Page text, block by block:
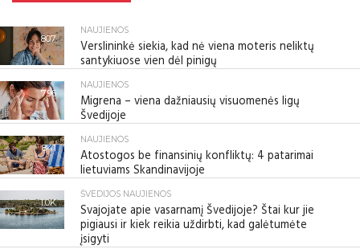
807
NAUJIENOS
Verslininkė siekia, kad nė viena moteris neliktų
santykiuose vien dėl pinigų
796
NAUJIENOS
Migrena – viena dažniausių visuomenės ligų
Švedijoje
841
NAUJIENOS
Atostogos be finansinių konfliktų: 4 patarimai
lietuviams Skandinavijoje
1.0K
ŠVEDIJOS NAUJIENOS
Svajojate apie vasarnamį Švedijoje? Štai kur jie
pigiausi ir kiek reikia uždirbti, kad galėtumėte
įsigyti